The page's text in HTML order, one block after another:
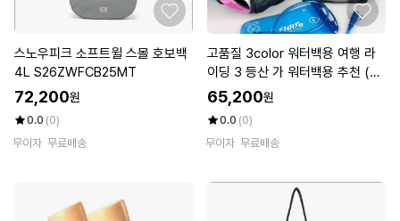
스노우피크 소프트윌 스몰 호보백
4L S26ZWFCB25MT
72,200원
0.0 (0)
무이자 무료배송
고품질 3color 워터백용 여행 라
이딩 3 등산 가 워터백용 추천 (W
FKEOWX)
65,200원
0.0 (0)
무이자 무료배송